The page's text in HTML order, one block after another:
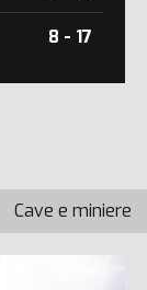
8 - 17
Cave e miniere